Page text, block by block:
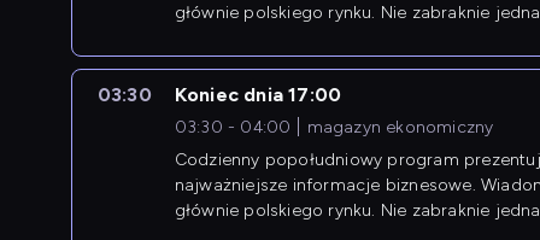
głównie polskiego rynku. Nie zabraknie
03:30 Koniec dnia 17:00
03:30 - 04:00
magazyn ekonomiczny
Codzienny popołudniowy program
najważniejsze informacje biznesowe.
głównie polskiego rynku. Nie zabraknie